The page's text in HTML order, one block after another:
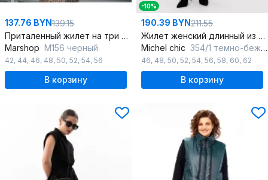
137.76 BYN139.15
Приталенный жилет на три пуговицы в стиле на каждый день
Marshop М156 черный
42, 44, 46, 48, 50, 52, 54, 56
В корзину
-10%
190.39 BYN211.55
Жилет женский длинный из пальтовой ткани с разрезами
Michel chic 354/1 темно-бежевый
46, 48, 50, 52, 54, 56, 58, 60, 62
В корзину